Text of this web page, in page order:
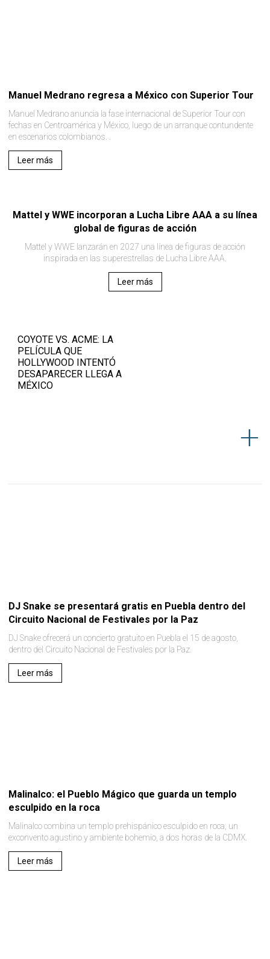
Manuel Medrano regresa a México con Superior Tour
Manuel Medrano anuncia la fase internacional de Superior Tour con
fechas en Centroamérica y México, luego de un arranque contundente
en escenarios colombianos. .
Leer más
Mattel y WWE incorporan a Lucha Libre AAA a su línea
global de figuras de acción
Mattel y WWE lanzarán en 2027 una línea de figuras de acción
inspirada en las superestrellas de Lucha Libre AAA.
Leer más
COYOTE VS. ACME: LA
PELÍCULA QUE
HOLLYWOOD INTENTÓ
DESAPARECER LLEGA A
MÉXICO
DJ Snake se presentará gratis en Puebla dentro del
Circuito Nacional de Festivales por la Paz
DJ Snake ofrecerá un concierto gratuito en Puebla el 15 de agosto,
dentro del Circuito Nacional de Festivales por la Paz.
Leer más
Malinalco: el Pueblo Mágico que guarda un templo
esculpido en la roca
Malinalco combina un templo prehispánico esculpido en roca, un
exconvento agustino y ambiente bohemio, a dos horas de la CDMX.
Leer más